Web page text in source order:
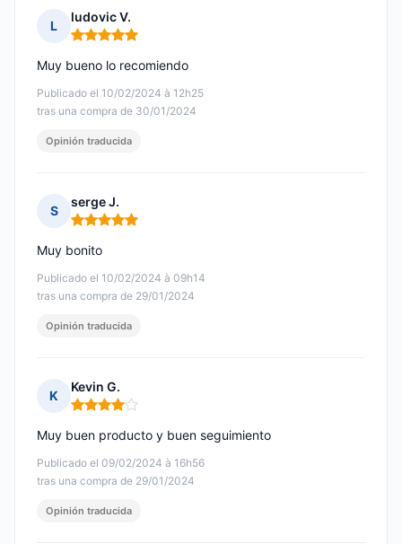
L
ludovic V.
Nota: 5 de 5
Publicado el 10/02/2024 à 12h25
tras una compra de 30/01/2024
Muy bueno lo recomiendo
Opinión traducida
S
serge J.
Nota: 5 de 5
Publicado el 10/02/2024 à 09h14
tras una compra de 29/01/2024
Muy bonito
Opinión traducida
K
Kevin G.
Nota: 4 de 5
Publicado el 09/02/2024 à 16h56
tras una compra de 29/01/2024
Muy buen producto y buen seguimiento
Opinión traducida